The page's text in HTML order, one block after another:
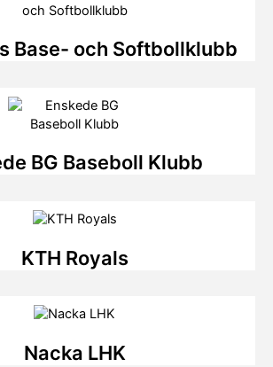
Base- och Softbollklubb
BG Baseboll Klubb
KTH Royals
Nacka LHK